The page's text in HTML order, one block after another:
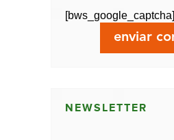
[bws_google_captcha]
NEWSLETTER